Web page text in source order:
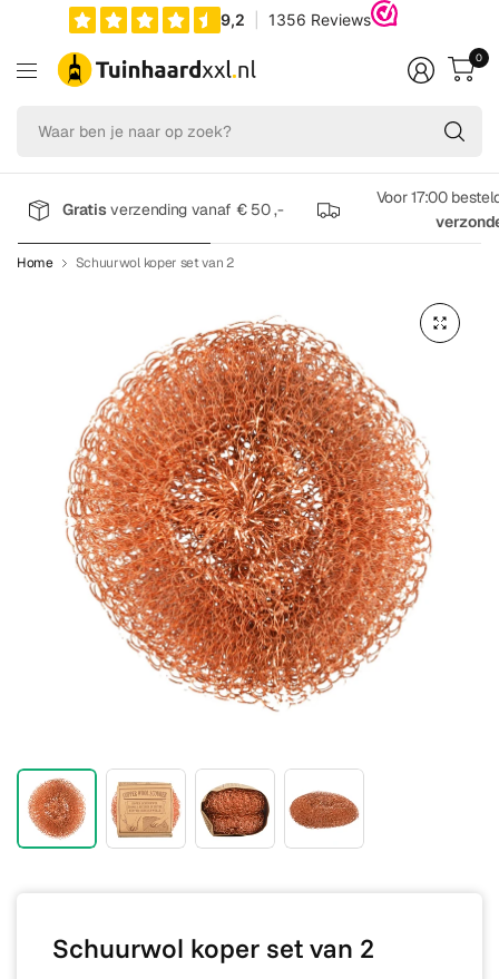
op
0
Gratisverzending vanaf € 50 ,-
Voor 17:00
Home Schuurwol koper set van 2
Schuurwol koper set van 2